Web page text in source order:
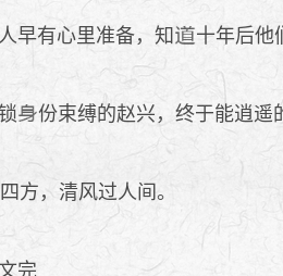
早有心里准备，知 十年后他
份束缚的赵兴，终于能逍遥
方，清风过人间。
完